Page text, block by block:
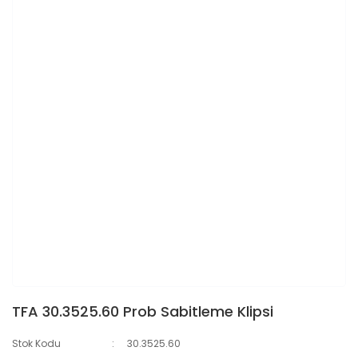
TFA 30.3525.60 Prob Sabitleme Klipsi
Stok Kodu
30.3525.60